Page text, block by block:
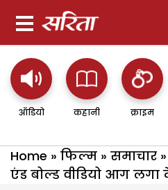
ऑडियो कहानी क्राइम
Home » फिल्म » समाचार »
एंड बोल्ड वीडियो आग लगा